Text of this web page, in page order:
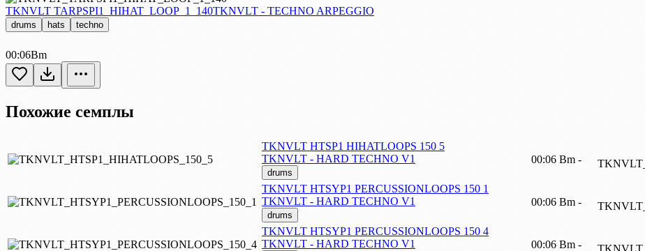
TKNVLT TARPSPI1_HIHAT_LOOP_1_140TKNVLT - TECHNO ARPEGGIO
drums hats techno
00:06Bm
Похожие семплы
TKNVLT HTSP1 HIHATLOOPS 150 5
TKNVLT - HARD TECHNO V1
drums
00:06 Bm -
TKNVLT HTSYP1 PERCUSSIONLOOPS 150 1
TKNVLT - HARD TECHNO V1
drums
00:06 Bm -
TKNVLT HTSYP1 PERCUSSIONLOOPS 150 4
TKNVLT - HARD TECHNO V1
00:06 Bm -